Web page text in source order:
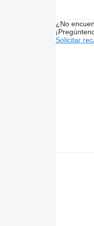
¿No
Solicitar